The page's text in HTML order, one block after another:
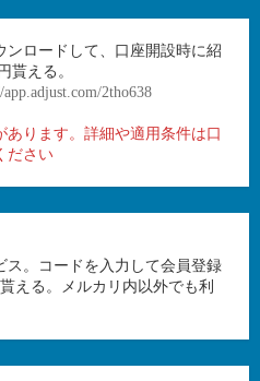
ンロードして、口座開設時に紹
貰える。
app.adjust.com/2tho638
ります。詳細や適用条件は口
ださい
ス。コードを入力して会員登録
える。メルカリ内以外でも利